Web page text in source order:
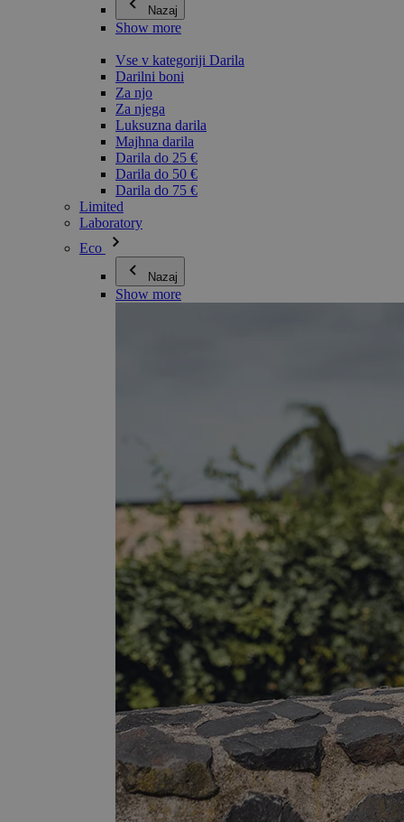
Nazaj
Show more
Vse v kategoriji Darila
Darilni boni
Za njo
Za njega
Luksuzna darila
Majhna darila
Darila do 25 €
Darila do 50 €
Darila do 75 €
Limited
Laboratory
Eco
Nazaj
Show more